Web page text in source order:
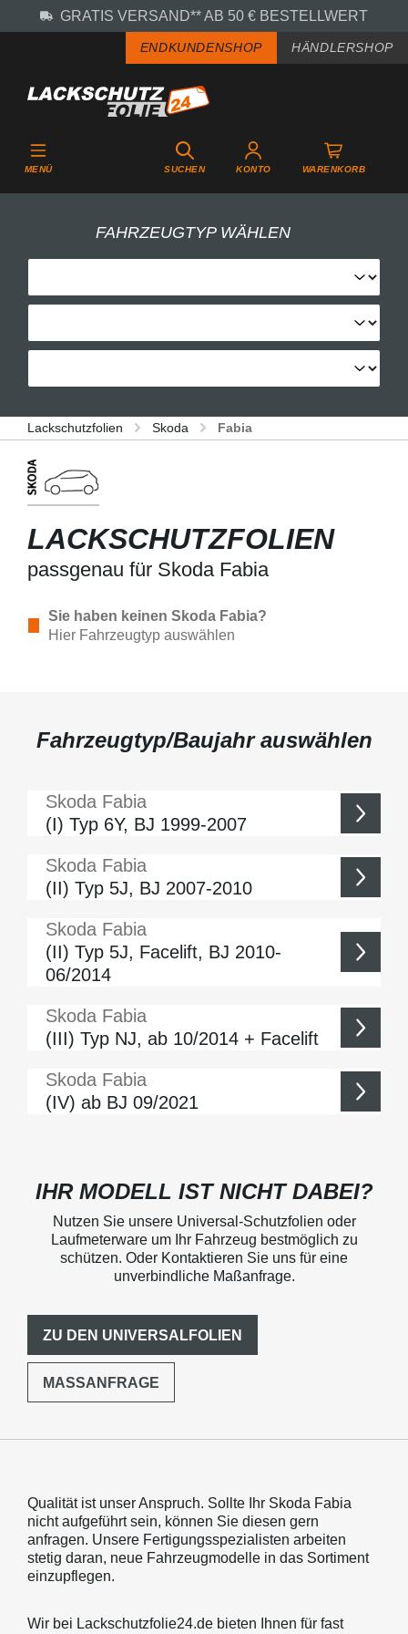
Zum Hauptinhalt springen
GRATIS VERSAND** AB 50 € BESTELLWERT
ENDKUNDENSHOP HÄNDLERSHOP
MENÜ SUCHEN KONTO WARENKORB
FAHRZEUGTYP WÄHLEN
Lackschutzfolien Skoda Fabia
LACKSCHUTZFOLIEN
passgenau für Skoda Fabia
Sie haben keinen Skoda Fabia?
Hier Fahrzeugtyp auswählen
Fahrzeugtyp/Baujahr auswählen
Skoda Fabia
(I) Typ 6Y, BJ 1999-2007
Skoda Fabia
(II) Typ 5J, BJ 2007-2010
Skoda Fabia
(II) Typ 5J, Facelift, BJ 2010-
06/2014
Skoda Fabia
(III) Typ NJ, ab 10/2014 + Facelift
Skoda Fabia
(IV) ab BJ 09/2021
IHR MODELL IST NICHT DABEI?
Nutzen Sie unsere Universal-Schutzfolien oder
Laufmeterware um Ihr Fahrzeug bestmöglich zu
schützen. Oder Kontaktieren Sie uns für eine
unverbindliche Maßanfrage.
ZU DEN UNIVERSALFOLIEN
MASSANFRAGE
Qualität ist unser Anspruch. Sollte Ihr Skoda Fabia
nicht aufgeführt sein, können Sie diesen gern
anfragen. Unsere Fertigungsspezialisten arbeiten
stetig daran, neue Fahrzeugmodelle in das Sortiment
einzupflegen.
Wir bei Lackschutzfolie24.de bieten Ihnen für fast